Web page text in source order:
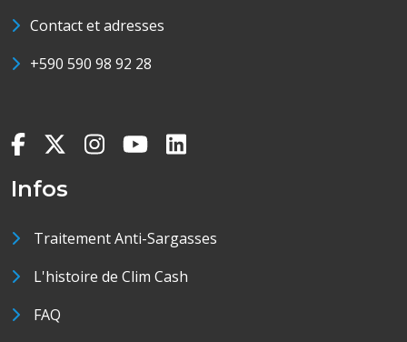
Contact et adresses
+590 590 98 92 28
Infos
Traitement Anti-Sargasses
L'histoire de Clim Cash
FAQ